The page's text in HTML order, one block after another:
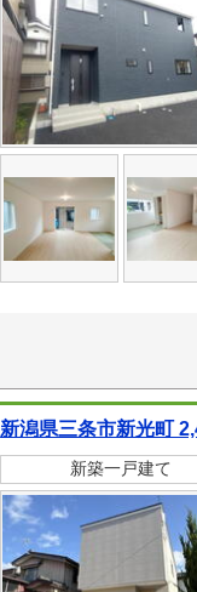
新潟県三条市新光町
新築一戸建て